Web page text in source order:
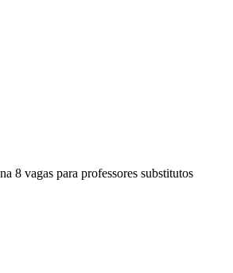
8 vagas para professores substitutos